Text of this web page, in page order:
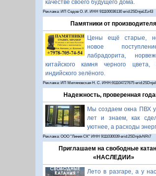
качестве своего будущего дома.
Реклама: ИП Седов О. И. ИНН 911100036130 erid:2SDnjeLEz43
Памятники от производителя
Цены ещё старые,
новое
лабрадорита,
китайского камня черного
индийского зелёного.
Реклама: ИП Миляновская Н. С. ИНН:911104727675
Надежность, проверенная
Мы создаем окна ПВХ
лет и знаем, как
уютнее, а расходы
Реклама: ООО "Линия СК" ИНН 9111030039 erid:2SDnjdvNRt7
Приглашаем на свободные
«НАСЛЕДИИ»
Лето в разгаре, а у